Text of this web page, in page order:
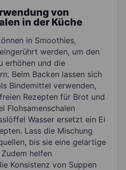
von
in der Küche
in Smoothies,
werden, um den
erhöhen und die
Beim Backen lassen sich
Bindemittel verwenden,
Rezepten für Brot und
Flohsamenschalen
Wasser ersetzt ein Ei
Lass die Mischung
bis sie eine gelartige
helfen
Konsistenz von Suppen